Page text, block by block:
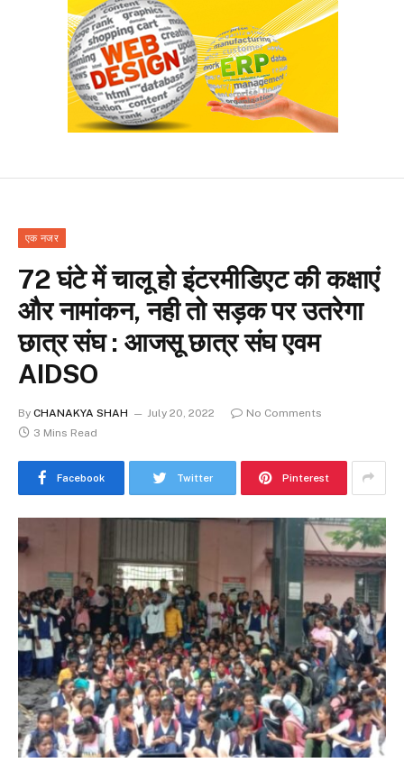
एक नजर
72 घंटे में चालू हो इंटरमीडिएट की कक्षाएं
और नामांकन, नही तो सड़क पर उतरेगा
छात्र संघ : आजसू छात्र संघ एवम
AIDSO
By CHANAKYA SHAH July 20, 2022
No Comments
3 Mins Read
Facebook Twitter Pinterest